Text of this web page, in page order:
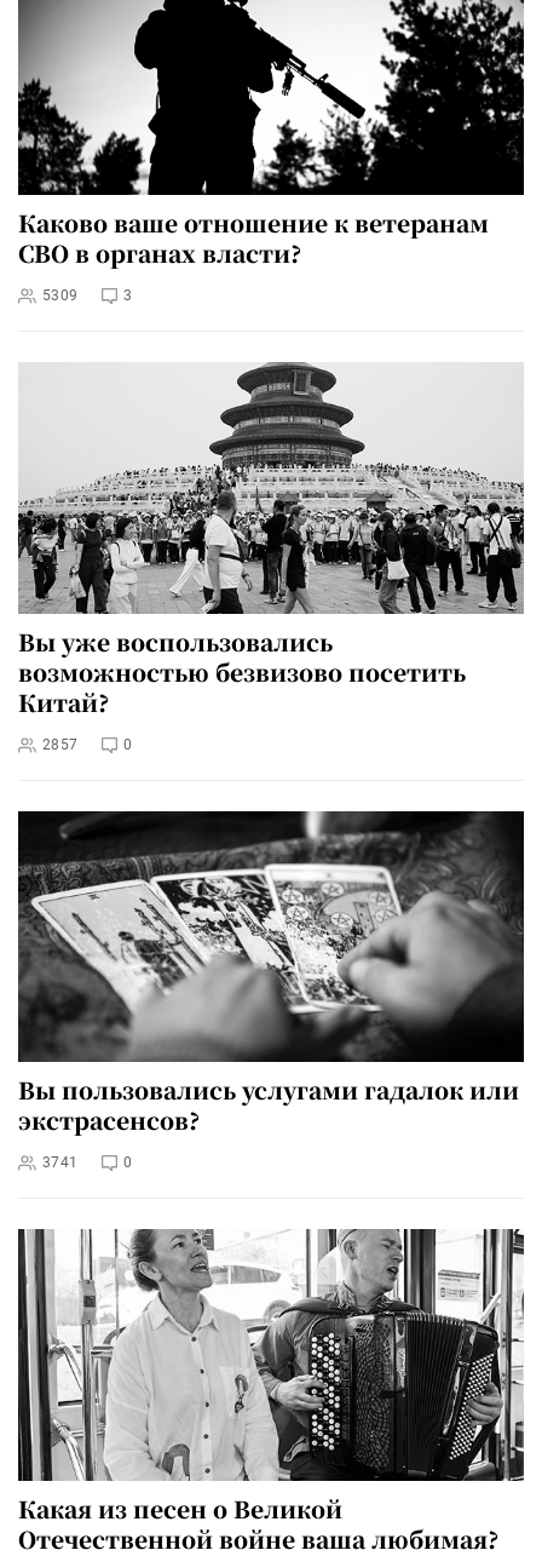
Каково ваше отношение к ветеранам
СВО в органах власти?
5309 3
Вы уже воспользовались
возможностью безвизово посетить
Китай?
2857 0
Вы пользовались услугами гадалок или
экстрасенсов?
3741 0
Какая из песен о Великой
Отечественной войне ваша любимая?